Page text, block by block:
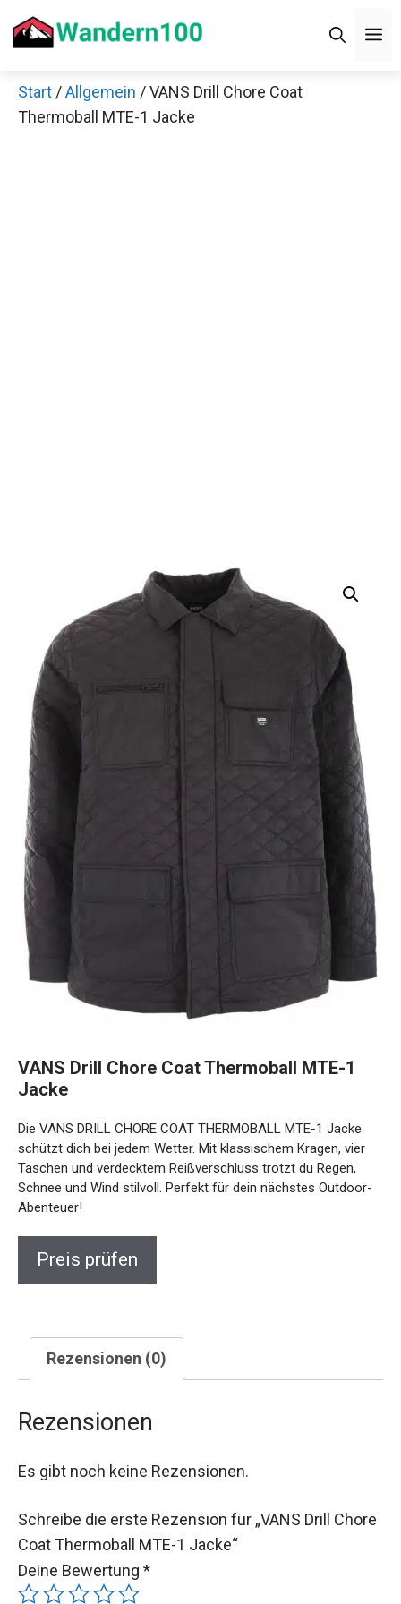
Inhalt
Start /Allgemein / VANS Drill Chore Coat
Thermoball MTE-1 Jacke
VANS Drill Chore Coat Thermoball MTE-1
Jacke
Die VANS DRILL CHORE COAT THERMOBALL MTE-1 Jacke
schützt dich bei jedem Wetter. Mit klassischem Kragen, vier
Taschen und verdecktem Reißverschluss trotzt du Regen,
Schnee und Wind stilvoll. Perfekt für dein nächstes Outdoor-
Abenteuer!
Preis prüfen
Rezensionen (0)
Rezensionen
Es gibt noch keine Rezensionen.
Schreibe die erste Rezension für „VANS Drill Chore
Coat Thermoball MTE-1 Jacke“
Deine Bewertung *